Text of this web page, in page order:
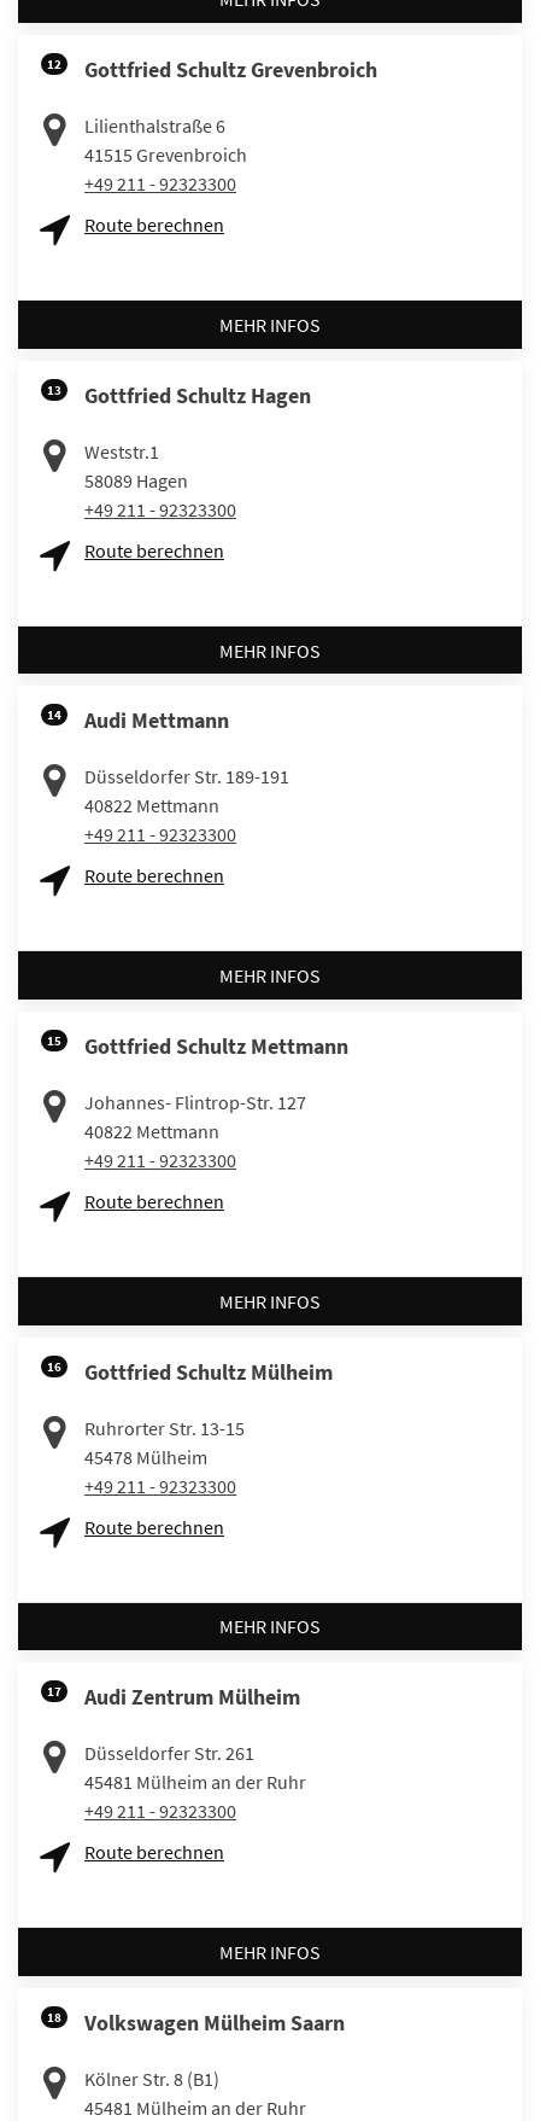
12 Gottfried Schultz Grevenbroich
Lilienthalstraße 6
41515 Grevenbroich
+49 211 - 92323300
Route berechnen
MEHR INFOS
13 Gottfried Schultz Hagen
Weststr.1
58089 Hagen
+49 211 - 92323300
Route berechnen
MEHR INFOS
14 Audi Mettmann
Düsseldorfer Str. 189-191
40822 Mettmann
+49 211 - 92323300
Route berechnen
MEHR INFOS
15 Gottfried Schultz Mettmann
Johannes- Flintrop-Str. 127
40822 Mettmann
+49 211 - 92323300
Route berechnen
MEHR INFOS
16 Gottfried Schultz Mülheim
Ruhrorter Str. 13-15
45478 Mülheim
+49 211 - 92323300
Route berechnen
MEHR INFOS
17 Audi Zentrum Mülheim
Düsseldorfer Str. 261
45481 Mülheim an der Ruhr
+49 211 - 92323300
Route berechnen
MEHR INFOS
18 Volkswagen Mülheim Saarn
Kölner Str. 8 (B1)
45481 Mülheim an der Ruhr